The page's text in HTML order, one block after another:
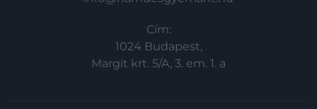
Cím:
1024 Budapest,
Margit krt. 5/A, 3. em. 1. a